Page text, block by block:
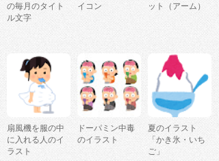
の毎月のタイト
ル文字
イコン
ット（アーム）
扇風機を服の中
に入れる人のイ
ラスト
ドーパミン中毒
のイラスト
夏のイラスト
「かき氷・いち
ご」